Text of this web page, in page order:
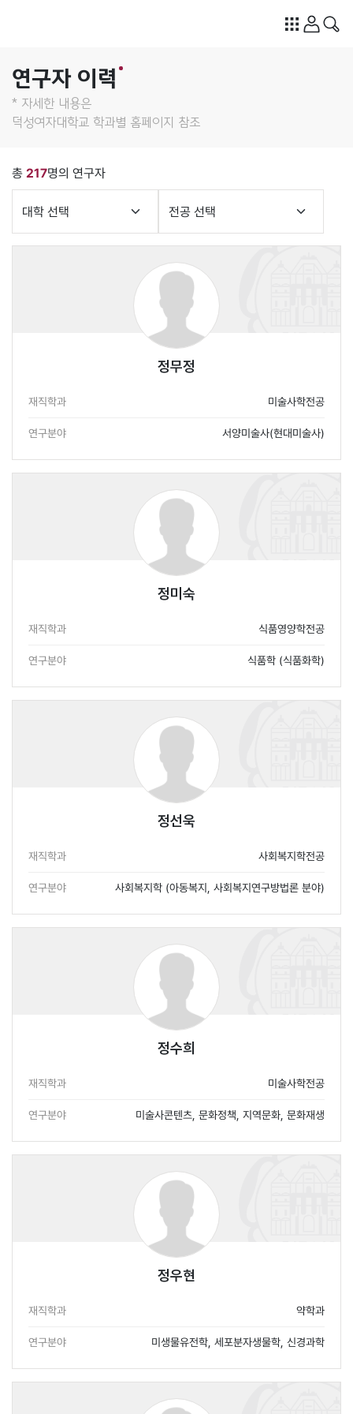
연구자 이력
* 자세한 내용은
덕성여자대학교 학과별 홈페이지 참조
총 217명의 연구자
정무정
재직학과 미술사학전공
연구분야 서양미술사(현대미술사)
정미숙
재직학과 식품영양학전공
연구분야 식품학 (식품화학)
정선욱
재직학과 사회복지학전공
연구분야 사회복지학 (아동복지, 사회복지연구방법론 분야)
정수희
재직학과 미술사학전공
연구분야 미술사콘텐츠, 문화정책, 지역문화, 문화재생
정우현
재직학과 약학과
연구분야 미생물유전학, 세포분자생물학, 신경과학